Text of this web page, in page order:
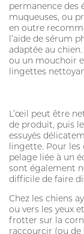
permanence des
muqueuses, ou
en outre
l’aide de sérum
adaptée au
ou un mouchoir
lingettes
L’œil peut être
de produit, puis
essuyés
lingette. Pour les
pelage liée à un
sont également
difficile de faire
Chez les chiens
ou vers les yeux
frotter sur la
raccourcir (ou de